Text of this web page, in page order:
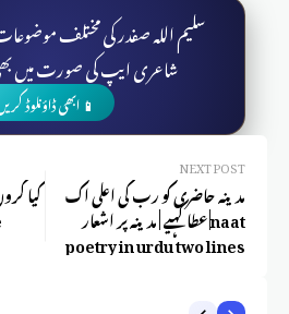
سلیم اللہ صفدر کی مختلف موضوعات
شاعری ایپ کی صورت میں
📱 ابھی ڈاؤنلوڈ
کیا
NEXT POST
مدینہ حاضری کو رب کی اعلی اک
عطا کہیے | مدینہ پر اشعار |naat
poetry in urdu two lines